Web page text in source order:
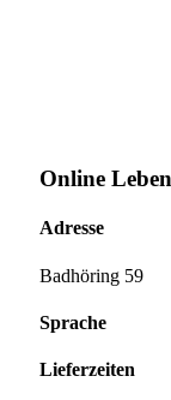
Online
Adresse
Badhöring 59
Sprache
Lieferzeiten